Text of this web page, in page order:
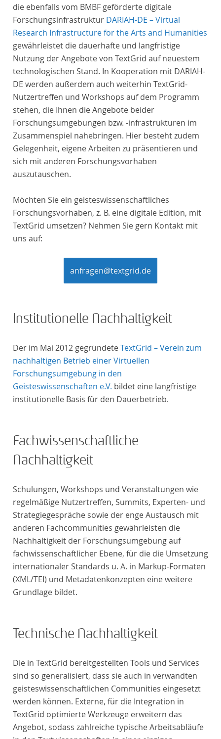
die ebenfalls vom BMBF geförderte digitale
Forschungsinfrastruktur DARIAH-DE – Virtual
Research Infrastructure for the Arts and Humanities
gewährleistet die dauerhafte und langfristige
Nutzung der Angebote von TextGrid auf neuestem
technologischen Stand. In Kooperation mit DARIAH-
DE werden außerdem auch weiterhin TextGrid-
Nutzertreffen und Workshops auf dem Programm
stehen, die Ihnen die Angebote beider
Forschungsumgebungen bzw. -infrastrukturen im
Zusammenspiel nahebringen. Hier besteht zudem
Gelegenheit, eigene Arbeiten zu präsentieren und
sich mit anderen Forschungsvorhaben
auszutauschen.
Möchten Sie ein geisteswissenschaftliches
Forschungsvorhaben, z. B. eine digitale Edition, mit
TextGrid umsetzen? Nehmen Sie gern Kontakt mit
uns auf:
anfragen@textgrid.de
Institutionelle Nachhaltigkeit
Der im Mai 2012 gegründeteTextGrid – Verein zum
nachhaltigen Betrieb einer Virtuellen
Forschungsumgebung in den
Geisteswissenschaften e.V. bildet eine langfristige
institutionelle Basis für den Dauerbetrieb.
Fachwissenschaftliche
Nachhaltigkeit
Schulungen, Workshops und Veranstaltungen wie
regelmäßige Nutzertreffen, Summits, Experten- und
Strategiegespräche sowie der enge Austausch mit
anderen Fachcommunities gewährleisten die
Nachhaltigkeit der Forschungsumgebung auf
fachwissenschaftlicher Ebene, für die die Umsetzung
internationaler Standards u. A. in Markup-Formaten
(XML/TEI) und Metadatenkonzepten eine weitere
Grundlage bildet.
Technische Nachhaltigkeit
Die in TextGrid bereitgestellten Tools und Services
sind so generalisiert, dass sie auch in verwandten
geisteswissenschaftlichen Communities eingesetzt
werden können. Externe, für die Integration in
TextGrid optimierte Werkzeuge erweitern das
Angebot, sodass zahlreiche typische Arbeitsabläufe